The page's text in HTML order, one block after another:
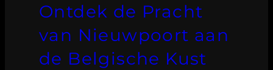
Ontdek de Pracht
van Nieuwpoort aan
de Belgische Kust